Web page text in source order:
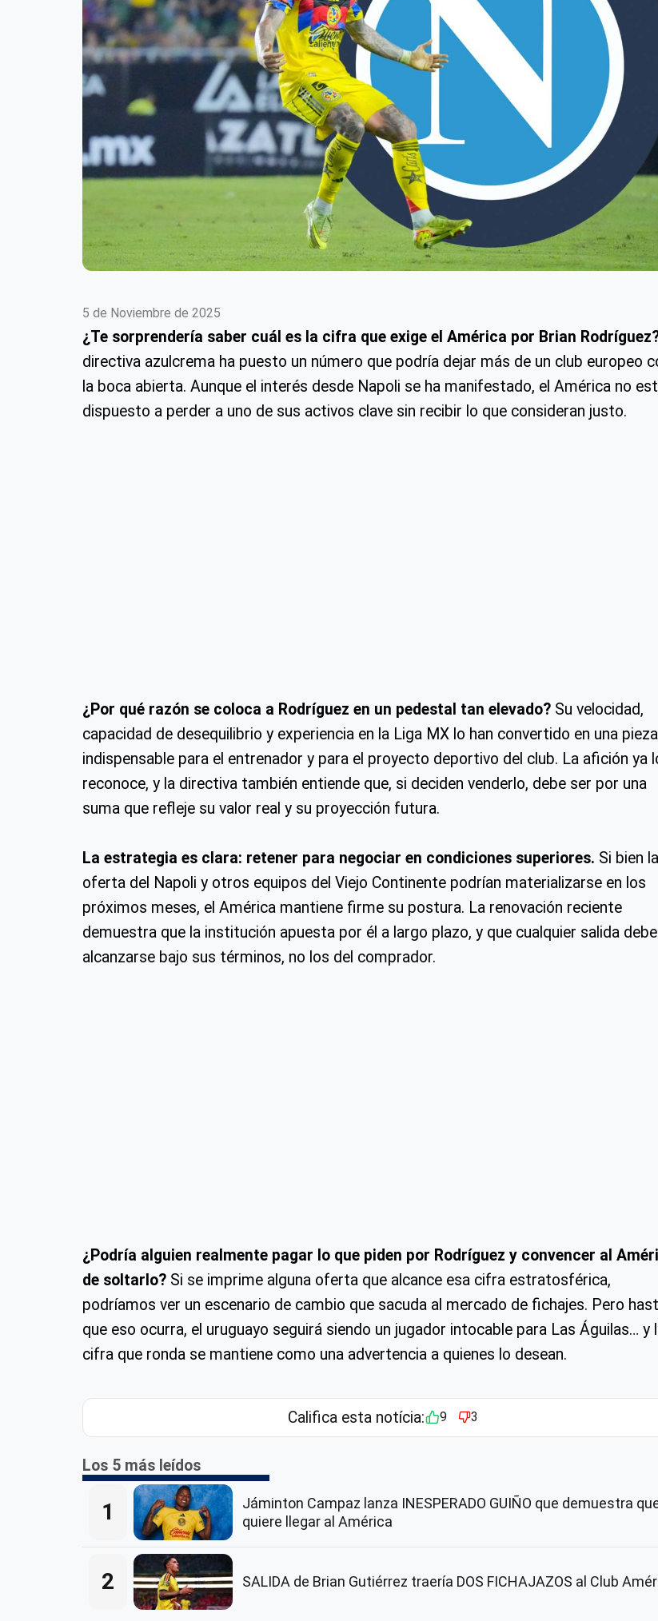
5 de Noviembre de 2025
¿Te sorprendería saber cuál es la cifra que exige el América por Brian
directiva azulcrema ha puesto un número que podría dejar más de un club europeo
la boca abierta. Aunque el interés desde Napoli se ha manifestado, el América no
dispuesto a perder a uno de sus activos clave sin recibir lo que consideran justo.
¿Por qué razón se coloca a Rodríguez en un pedestal tan elevado? Su velocidad,
capacidad de desequilibrio y experiencia en la Liga MX lo han convertido en una pieza
indispensable para el entrenador y para el proyecto deportivo del club. La afición ya
reconoce, y la directiva también entiende que, si deciden venderlo, debe ser por una
suma que refleje su valor real y su proyección futura.
La estrategia es clara: retener para negociar en condiciones superiores. Si bien la
oferta del Napoli y otros equipos del Viejo Continente podrían materializarse en los
próximos meses, el América mantiene firme su postura. La renovación reciente
demuestra que la institución apuesta por él a largo plazo, y que cualquier salida
alcanzarse bajo sus términos, no los del comprador.
¿Podría alguien realmente pagar lo que piden por Rodríguez y convencer al
de soltarlo? Si se imprime alguna oferta que alcance esa cifra estratosférica,
podríamos ver un escenario de cambio que sacuda al mercado de fichajes. Pero
que eso ocurra, el uruguayo seguirá siendo un jugador intocable para Las Águilas… y
cifra que ronda se mantiene como una advertencia a quienes lo desean.
Califica esta notícia: 9 3
Los 5 más leídos
1
Jáminton Campaz lanza INESPERADO GUIÑO que demuestra
quiere llegar al América
2 SALIDA de Brian Gutiérrez traería DOS FICHAJAZOS al Club